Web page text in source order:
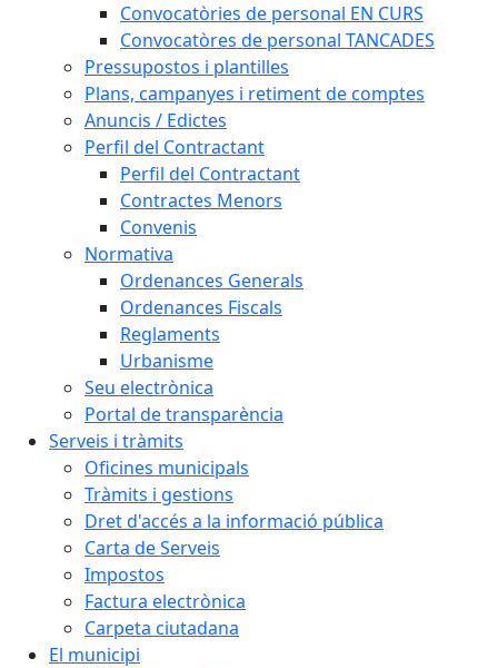
Convocatòries de personal EN CURS
Convocatòres de personal TANCADES
Pressupostos i plantilles
Plans, campanyes i retiment de comptes
Anuncis / Edictes
Perfil del Contractant
Perfil del Contractant
Contractes Menors
Convenis
Normativa
Ordenances Generals
Ordenances Fiscals
Reglaments
Urbanisme
Seu electrònica
Portal de transparència
Serveis i tràmits
Oficines municipals
Tràmits i gestions
Dret d'accés a la informació pública
Carta de Serveis
Impostos
Factura electrònica
Carpeta ciutadana
El municipi